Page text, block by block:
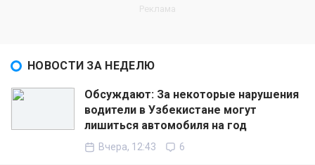
НОВОСТИ ЗА НЕДЕЛЮ
Обсуждают: За некоторые нарушения
водители в Узбекистане могут
лишиться автомобиля на год
Вчера, 12:43 6